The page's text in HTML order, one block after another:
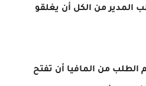
المدير من الكل أن يغلقو
الطلب من المافيا أن تفتح